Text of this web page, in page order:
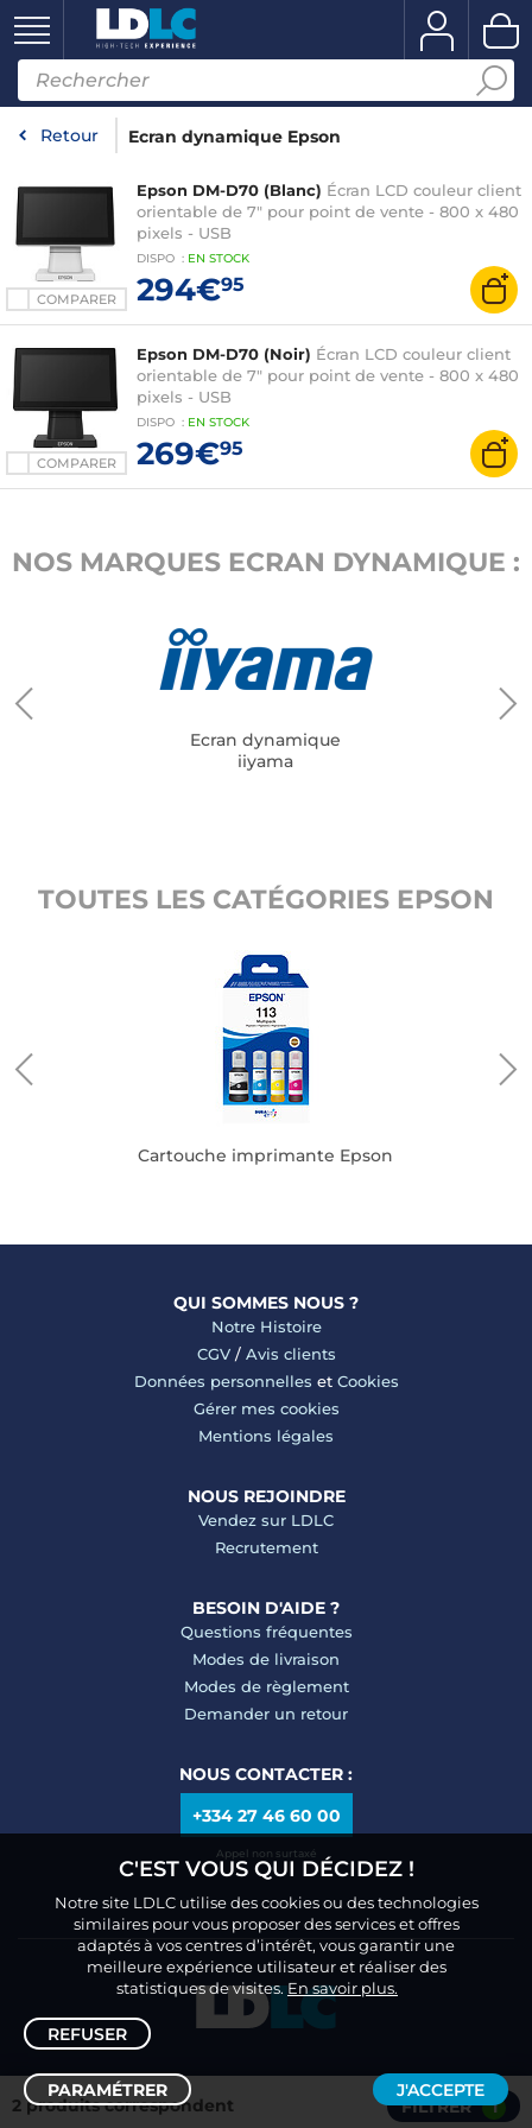
Retour Ecran dynamique Epson
Trier /Filtrer
2 produits correspondent FILTRER 1
COMPARER
Epson DM-D70 (Blanc) Écran LCD couleur client
orientable de 7" pour point de vente - 800 x 480
pixels - USB
DISPO : EN STOCK
294€95
COMPARER
Epson DM-D70 (Noir) Écran LCD couleur client
orientable de 7" pour point de vente - 800 x 480
pixels - USB
DISPO : EN STOCK
269€95
NOS MARQUES ECRAN DYNAMIQUE :
Ecran dynamique
iiyama
TOUTES LES CATÉGORIES EPSON
Cartouche imprimante Epson
QUI SOMMES NOUS ?
Notre Histoire
CGV/ Avis clients
Données personnelles et Cookies
Gérer mes cookies
Mentions légales
NOUS REJOINDRE
Vendez sur LDLC
Recrutement
BESOIN D'AIDE ?
Questions fréquentes
Modes de livraison
Modes de règlement
Demander un retour
NOUS CONTACTER :
+334 27 46 60 00
Appel non surtaxé
C'EST VOUS QUI DÉCIDEZ !
Notre site LDLC utilise des cookies ou des technologies
similaires pour vous proposer des services et offres
adaptés à vos centres d’intérêt, vous garantir une
meilleure expérience utilisateur et réaliser des
statistiques de visites.En savoir plus.
REFUSER
PARAMÉTRER J'ACCEPTE